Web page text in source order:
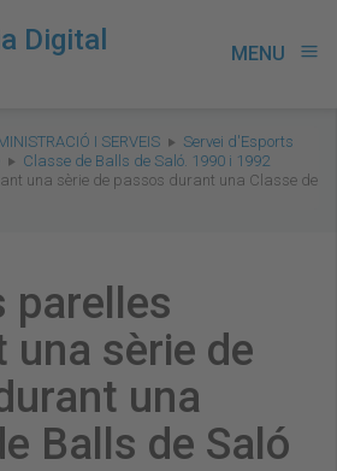
Digital
MENU menu
I SERVEIS
Servei d'Esports
Classe de Balls de Saló. 1990 i 1992
una sèrie de passos durant una Classe de
parelles
una sèrie de
una
Balls de Saló